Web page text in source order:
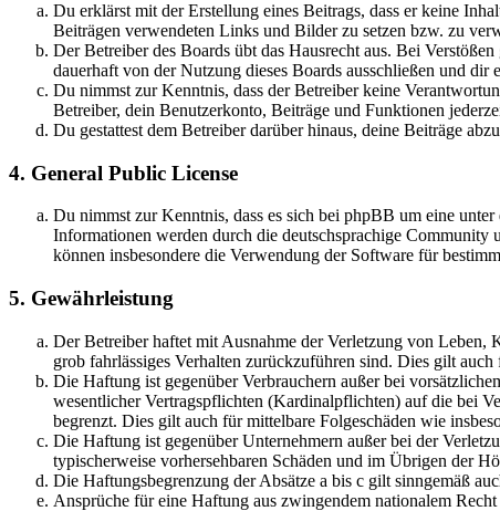
Du erklärst mit der Erstellung eines Beitrags, dass er keine
Beiträgen verwendeten Links und Bilder zu setzen bzw. zu
Der Betreiber des Boards übt das Hausrecht aus. Bei
dauerhaft von der Nutzung dieses Boards ausschließen und dir
Du nimmst zur Kenntnis, dass der Betreiber keine
Betreiber, dein Benutzerkonto, Beiträge und Funktionen
Du gestattest dem Betreiber darüber hinaus, deine Beiträge
4. General Public License
Du nimmst zur Kenntnis, dass es sich bei phpBB um eine
Informationen werden durch die deutschsprachige
können insbesondere die Verwendung der Software für
5. Gewährleistung
Der Betreiber haftet mit Ausnahme der Verletzung von
grob fahrlässiges Verhalten zurückzuführen sind. Dies gilt
Die Haftung ist gegenüber Verbrauchern außer bei
wesentlicher Vertragspflichten (Kardinalpflichten) auf die bei
begrenzt. Dies gilt auch für mittelbare Folgeschäden wie
Die Haftung ist gegenüber Unternehmern außer bei der
typischerweise vorhersehbaren Schäden und im Übrigen der
Die Haftungsbegrenzung der Absätze a bis c gilt sinngemäß
Ansprüche für eine Haftung aus zwingendem nationalem